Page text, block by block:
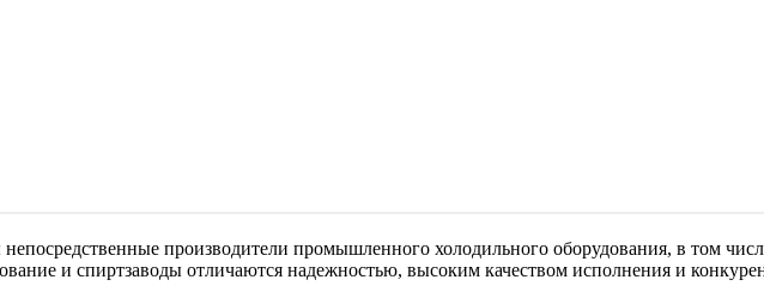
производители промышленного холодильного оборудования, в том
и спиртзаводы отличаются надежностью, высоким качеством исполнения и